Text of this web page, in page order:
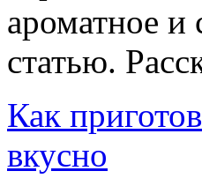
ароматное и
статью.
Как
вкусно